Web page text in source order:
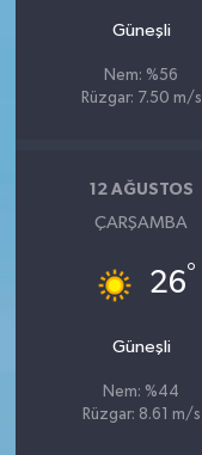
Güneşli
Nem: %56
Rüzgar: 7.50 m/s
12 AĞUSTOS
ÇARŞAMBA
26°
Güneşli
Nem: %44
Rüzgar: 8.61 m/s